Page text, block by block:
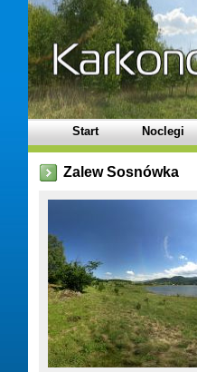
Start Noclegi
Zalew Sosnówka